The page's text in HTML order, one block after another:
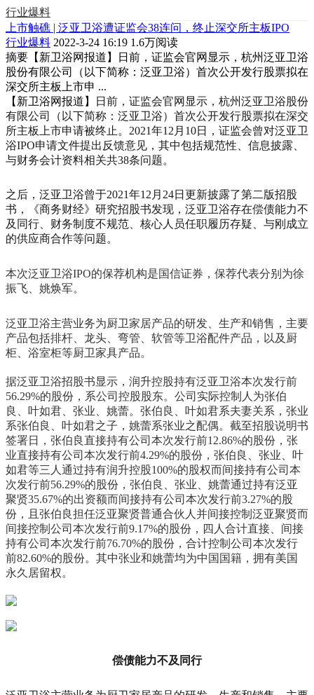
行业爆料
上市触礁 | 泛亚卫浴遭证监会38连问，终止深交所主板IPO
行业爆料 2022-3-24 16:19 1.6万阅读
摘要 【新卫浴网报道】日前，证监会官网显示，杭州泛亚卫浴
股份有限公司（以下简称：泛亚卫浴）首次公开发行股票拟在
深交所主板上市申 ...
【新卫浴网报道】
日前，证监会官网显示，杭州泛亚卫浴股份
有限公司（以下简称：泛亚卫浴）首次公开发行股票拟在深交
所主板上市申请被终止。2021年12月10日，证监会曾对泛亚卫
浴IPO申请文件提出反馈意见，其中包括规范性、信息披露、
与财务会计资料相关共38条问题。
之后，泛亚卫浴曾于2021年12月24日更新披露了第二版招股
书，《商务财经》研究招股书发现，泛亚卫浴存在偿债能力不
及同行、财务制度不规范、核心人员任职履历存疑、与刚成立
的供应商合作等问题。
本次泛亚卫浴IPO的保荐机构是国信证券，保荐代表分别为徐
振飞、姚焕军。
泛亚卫浴主营业务为厨卫家居产品的研发、生产和销售，主要
产品包括排杆、龙头、弯管、软管等卫浴配件产品，以及厨
柜、浴室柜等厨卫家具产品。
据泛亚卫浴招股书显示，润升控股持有泛亚卫浴本次发行前
56.29%的股份，系公司控股股东。公司实际控制人为张伯
良、叶如君、张业、姚蕾。张伯良、叶如君系夫妻关系，张业
系张伯良、叶如君之子，姚蕾系张业之配偶。截至招股说明书
签署日，张伯良直接持有公司本次发行前12.86%的股份，张
业直接持有公司本次发行前4.29%的股份，张伯良、张业、叶
如君等三人通过持有润升控股100%的股权而间接持有公司本
次发行前56.29%的股份，张伯良、张业、姚蕾通过持有泛亚
聚贤35.67%的出资额而间接持有公司本次发行前3.27%的股
份，且张伯良担任泛亚聚贤普通合伙人并间接控制泛亚聚贤而
间接控制公司本次发行前9.17%的股份，四人合计直接、间接
持有公司本次发行前76.70%的股份，合计控制公司本次发行
前82.60%的股份。其中张业和姚蕾均为中国国籍，拥有美国
永久居留权。
偿债能力不及同行